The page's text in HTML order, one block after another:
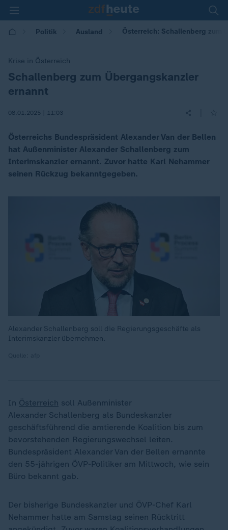
Politik Ausland Österreich: Schallenberg zum
Krise in Österreich
:
Schallenberg zum Übergangskanzler
ernannt
08.01.2025 | 11:03
Österreichs Bundespräsident Alexander Van der Bellen
hat Außenminister Alexander Schallenberg zum
Interimskanzler ernannt. Zuvor hatte Karl Nehammer
seinen Rückzug bekanntgegeben.
Alexander Schallenberg soll die Regierungsgeschäfte als
Interimskanzler übernehmen.
In Österreich soll Außenminister
Alexander Schallenberg als Bundeskanzler
geschäftsführend die amtierende Koalition bis zum
bevorstehenden Regierungswechsel leiten.
Bundespräsident Alexander Van der Bellen ernannte
den 55-jährigen ÖVP-Politiker am Mittwoch, wie sein
Büro bekannt gab.
Der bisherige Bundeskanzler und ÖVP-Chef Karl
Nehammer hatte am Samstag seinen Rücktritt